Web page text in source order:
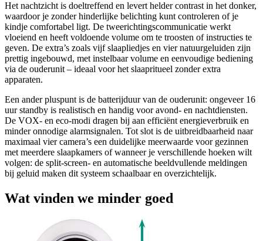
Het nachtzicht is doeltreffend en levert helder contrast in het donker,
waardoor je zonder hinderlijke belichting kunt controleren of je
kindje comfortabel ligt. De tweerichtingscommunicatie werkt
vloeiend en heeft voldoende volume om te troosten of instructies te
geven. De extra’s zoals vijf slaapliedjes en vier natuurgeluiden zijn
prettig ingebouwd, met instelbaar volume en eenvoudige bediening
via de ouderunit – ideaal voor het slaapritueel zonder extra
apparaten.
Een ander pluspunt is de batterijduur van de ouderunit: ongeveer 16
uur standby is realistisch en handig voor avond- en nachtdiensten.
De VOX- en eco-modi dragen bij aan efficiënt energieverbruik en
minder onnodige alarmsignalen. Tot slot is de uitbreidbaarheid naar
maximaal vier camera’s een duidelijke meerwaarde voor gezinnen
met meerdere slaapkamers of wanneer je verschillende hoeken wilt
volgen: de split-screen- en automatische beeldvullende meldingen
bij geluid maken dit systeem schaalbaar en overzichtelijk.
Wat vinden we minder goed